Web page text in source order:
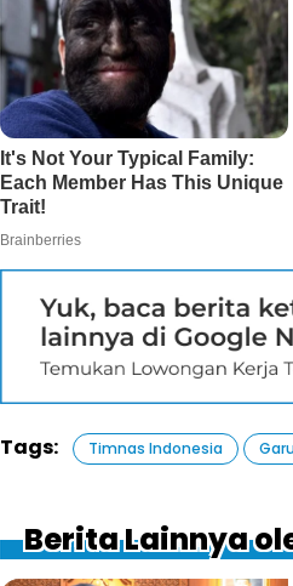
Tags: Timnas Indonesia
Berita Lainnya